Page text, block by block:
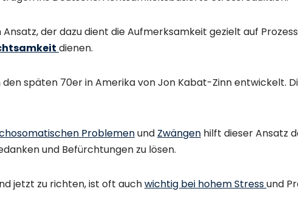
Ansatz, der dazu dient die Aufmerksamkeit gezielt auf
dienen.
den späten 70er in Amerika von Jon Kabat-Zinn entwickelt.
Problemenund Zwängen hilft dieser Ansatz
und Befürchtungen zu lösen.
jetzt zu richten, ist oft auchwichtig bei hohem Stressund